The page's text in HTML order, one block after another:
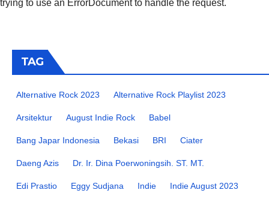
trying to use an ErrorDocument to handle the request.
TAG
Alternative Rock 2023 Alternative Rock Playlist 2023
Arsitektur August Indie Rock Babel
Bang Japar Indonesia Bekasi BRI Ciater
Daeng Azis Dr. Ir. Dina Poerwoningsih. ST. MT.
Edi Prastio Eggy Sudjana Indie Indie August 2023